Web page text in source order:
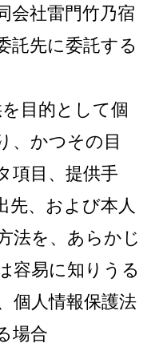
会社雷門竹乃宿
託先に委託する
を目的として個
、かつその目
項目、提供手
先、および本人
法を、あらかじ
容易に知りうる
個人情報保護法
場合